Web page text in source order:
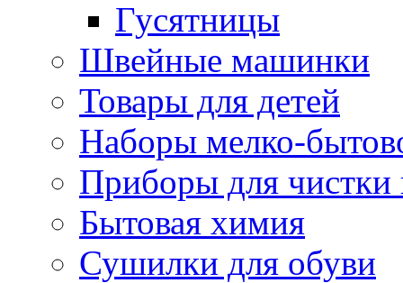
Гусятницы
Швейные машинки
Товары для детей
Наборы мелко-
Приборы для чистки
Бытовая химия
Сушилки для обуви